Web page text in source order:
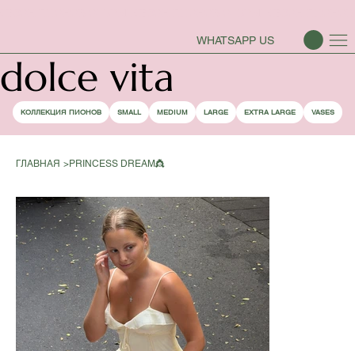
WHATSAPP US
dolce vita
КОЛЛЕКЦИЯ ПИОНОВ SMALL MEDIUM LARGE EXTRA LARGE VASES
ГЛАВНАЯ >PRINCESS DREAM👸